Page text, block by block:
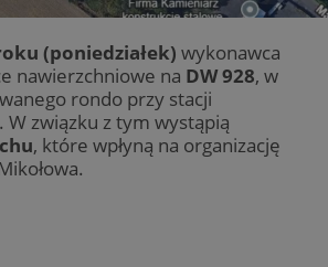
(poniedziałek) wykonawca
nawierzchniowe na DW 928, w
rondo przy stacji
. W związku z tym wystąpią
, które wpłyną na organizację